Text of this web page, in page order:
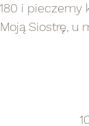
i pieczemy
Siostrę, u